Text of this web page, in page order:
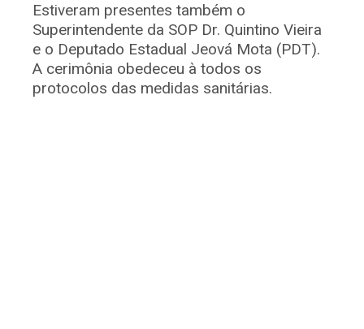
Estiveram presentes também o
Superintendente da SOP Dr. Quintino Vieira
e o Deputado Estadual Jeová Mota (PDT).
A cerimônia obedeceu à todos os
protocolos das medidas sanitárias.